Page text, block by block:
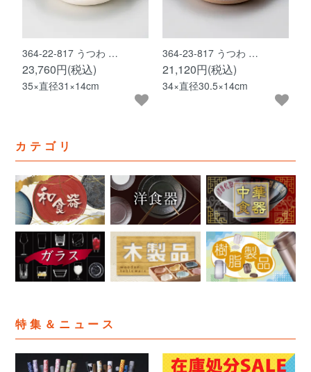
364-22-817 うつわ …
23,760円(税込)
35×直径31×14cm
364-23-817 うつわ …
21,120円(税込)
34×直径30.5×14cm
カテゴリ
特集＆ニュース